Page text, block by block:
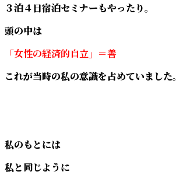
３泊４日宿泊セミナーもやったり。
頭の中は
「女性の経済的自立」＝善
これが当時の私の意識を占めていました。
私のもとには
私と同じように